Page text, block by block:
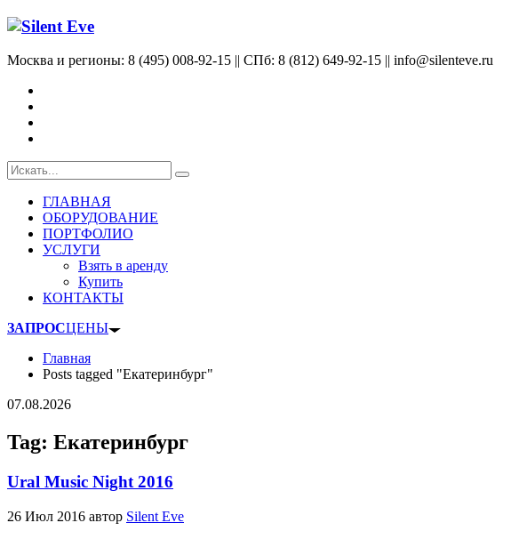
Москва и регионы: 8 (495) 008-92-15 || СПб: 8 (812) 649-92-15 || info@silenteve.ru
ГЛАВНАЯ
ОБОРУДОВАНИЕ
ПОРТФОЛИО
УСЛУГИ
Взять в аренду
Купить
КОНТАКТЫ
ЗАПРОСЦЕНЫ
Главная
Posts tagged "Екатеринбург"
07.08.2026
Tag: Екатеринбург
Ural Music Night 2016
26 Июл 2016 автор Silent Eve